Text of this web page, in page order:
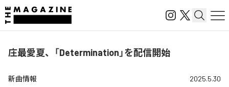
庄最愛夏、「Determination」を配信開始
新曲情報 2025.5.30